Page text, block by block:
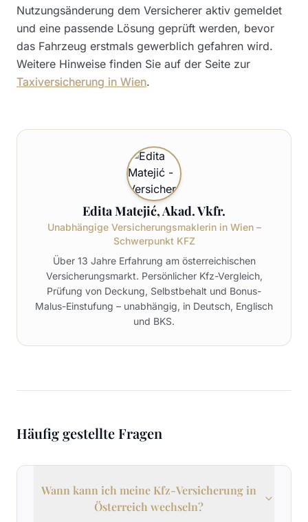
Nutzungsänderung dem Versicherer aktiv gemeldet
und eine passende Lösung geprüft werden, bevor
das Fahrzeug erstmals gewerblich gefahren wird.
Weitere Hinweise finden Sie auf der Seite zur
Taxiversicherung in Wien.
Edita Matejić, Akad. Vkfr.
Unabhängige Versicherungsmaklerin in Wien –
Schwerpunkt KFZ
Über 13 Jahre Erfahrung am österreichischen
Versicherungsmarkt. Persönlicher Kfz-Vergleich,
Prüfung von Deckung, Selbstbehalt und Bonus-
Malus-Einstufung – unabhängig, in Deutsch, Englisch
und BKS.
Häufig gestellte Fragen
Wann kann ich meine Kfz-Versicherung in
Österreich wechseln?